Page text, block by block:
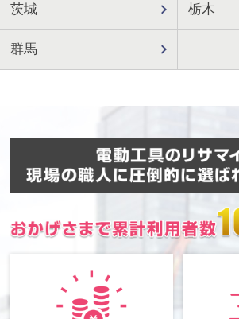
茨城 栃木
群馬